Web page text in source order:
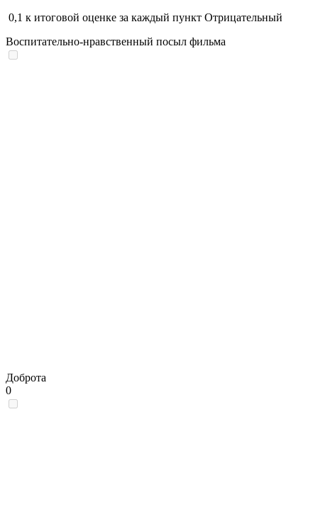
0,1 к итоговой оценке за каждый пункт Отрицательный
Воспитательно-нравственный посыл фильма
Доброта
0